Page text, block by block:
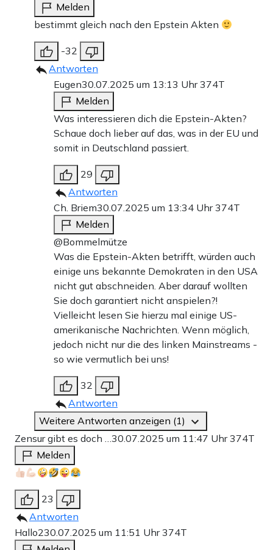
Melden
bestimmt gleich nach den Epstein Akten
-32
Antworten
Eugen30.07.2025 um 13:13 Uhr374T
Melden
Was interessieren dich die Epstein-Akten?
Schaue doch lieber auf das, was in der EU und
somit in Deutschland passiert.
29
Antworten
Ch. Briem30.07.2025 um 13:34 Uhr374T
Melden
@Bommelmütze
Was die Epstein-Akten betrifft, würden auch
einige uns bekannte Demokraten in den USA
nicht gut abschneiden. Aber darauf wollten
Sie doch garantiert nicht anspielen?!
Vielleicht lesen Sie hierzu mal einige US-
amerikanische Nachrichten. Wenn möglich,
jedoch nicht nur die des linken Mainstreams -
so wie vermutlich bei uns!
32
Antworten
Weitere Antworten anzeigen (1)
Zensur gibt es doch …30.07.2025 um 11:47 Uhr374T
Melden
23
Antworten
Hallo230.07.2025 um 11:51 Uhr374T